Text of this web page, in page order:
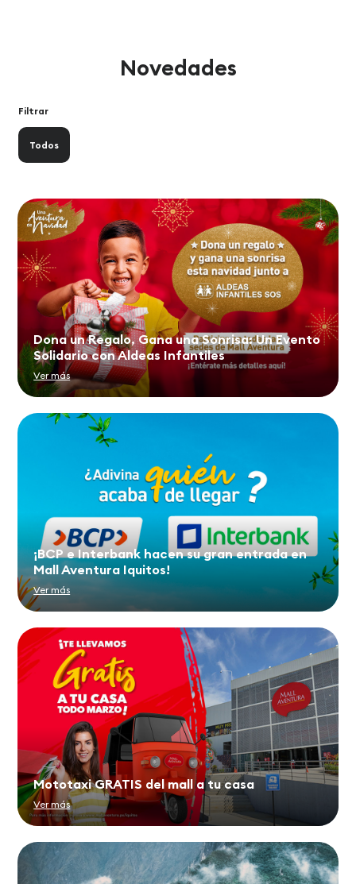
Novedades
Filtrar
Todos
Dona un Regalo, Gana una Sonrisa: Un Evento
Solidario con Aldeas Infantiles
Ver más
¡BCP e Interbank hacen su gran entrada en
Mall Aventura Iquitos!
Ver más
Mototaxi GRATIS del mall a tu casa
Ver más